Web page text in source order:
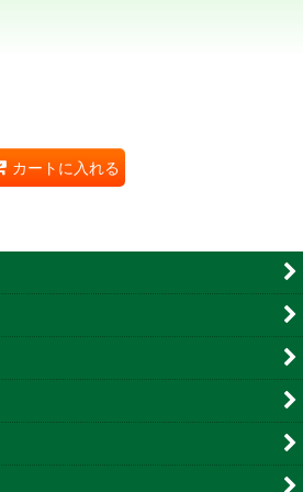
カートに入れる